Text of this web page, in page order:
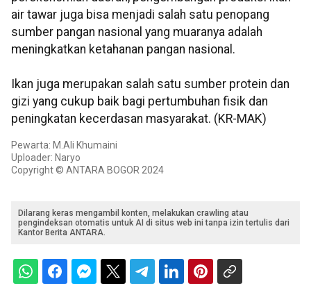
air tawar juga bisa menjadi salah satu penopang
sumber pangan nasional yang muaranya adalah
meningkatkan ketahanan pangan nasional.
Ikan juga merupakan salah satu sumber protein dan
gizi yang cukup baik bagi pertumbuhan fisik dan
peningkatan kecerdasan masyarakat. (KR-MAK)
Pewarta: M.Ali Khumaini
Uploader: Naryo
Copyright © ANTARA BOGOR 2024
Dilarang keras mengambil konten, melakukan crawling atau
pengindeksan otomatis untuk AI di situs web ini tanpa izin tertulis dari
Kantor Berita ANTARA.